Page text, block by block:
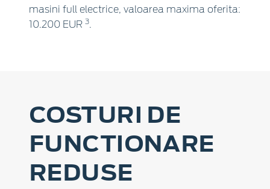
masini full electrice, valoarea maxima oferita:
10.200 EUR 3.
COSTURI DE
FUNCTIONARE
REDUSE